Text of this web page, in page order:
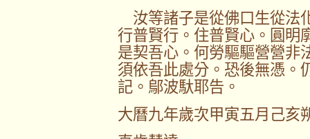
汝等諸子是從佛口生從法
行普賢行。住普賢心。圓明
是契吾心。何勞驅驅營營非
須依吾此處分。恐後無憑。
記。鄔波馱耶告。
大曆九年歲次甲寅五月己亥